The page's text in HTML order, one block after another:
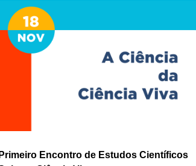
Primeiro Encontro de Estudos Científicos